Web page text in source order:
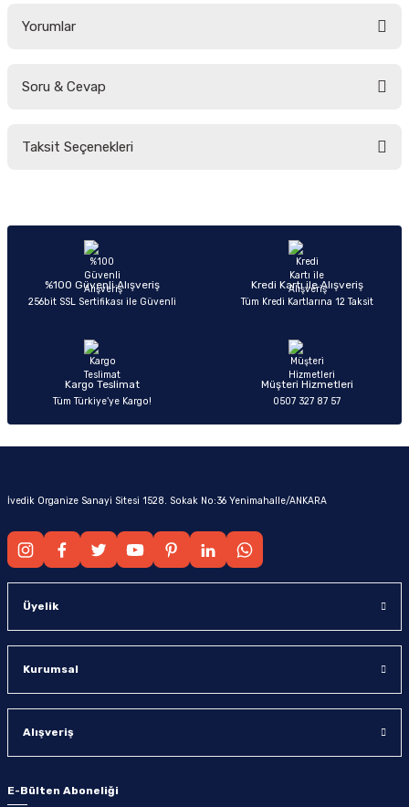
Yorumlar
Soru & Cevap
Taksit Seçenekleri
%100 Güvenli Alışveriş
256bit SSL Sertifikası ile Güvenli
Kredi Kartı ile Alışveriş
Tüm Kredi Kartlarına 12 Taksit
Kargo Teslimat
Tüm Türkiye’ye Kargo!
Müşteri Hizmetleri
0507 327 87 57
İvedik Organize Sanayi Sitesi 1528. Sokak No:36 Yenimahalle/ANKARA
Üyelik
Kurumsal
Alışveriş
E-Bülten Aboneliği